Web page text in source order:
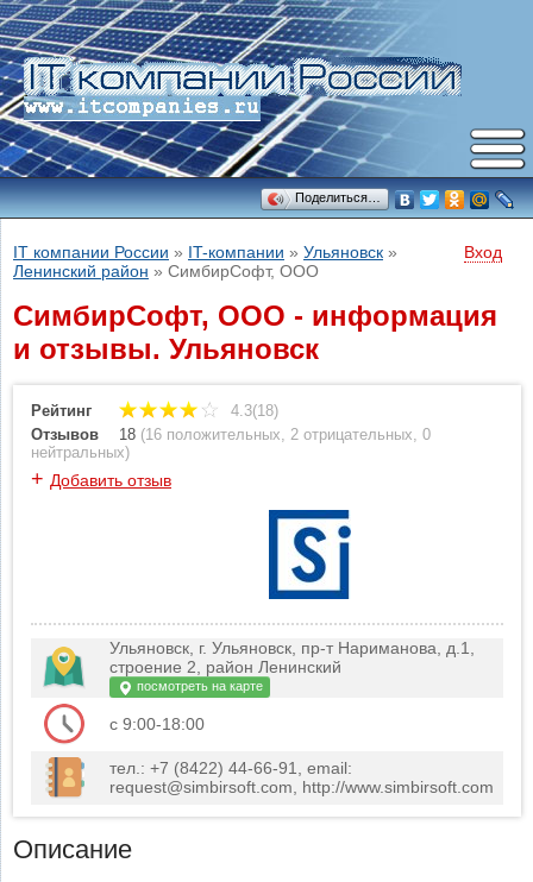
Поделиться…
IT компании России » IT-компании » Ульяновск »
Ленинский район » СимбирСофт, ООО
Вход
СимбирСофт, ООО - информация
и отзывы. Ульяновск
Рейтинг
4.3(18)
Отзывов
18 (16 положительных, 2 отрицательных, 0
нейтральных)
+ Добавить отзыв
Ульяновск, г. Ульяновск, пр-т Нариманова, д.1,
строение 2, район Ленинский
посмотреть на карте
с 9:00-18:00
тел.: +7 (8422) 44-66-91, email:
request@simbirsoft.com, http://www.simbirsoft.com
Описание